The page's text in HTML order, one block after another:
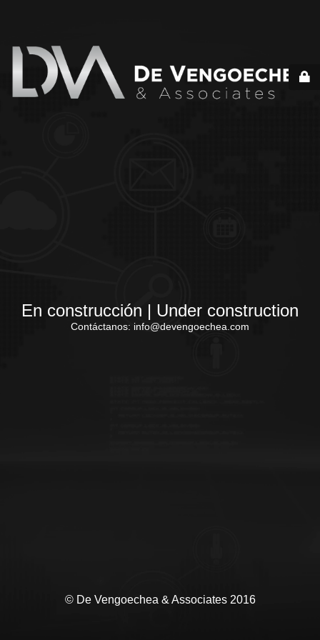
En construcción | Under construction
Contáctanos: info@devengoechea.com
© De Vengoechea & Associates 2016